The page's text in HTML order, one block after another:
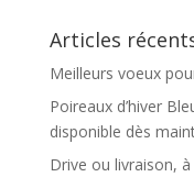
Articles
Meilleurs voeux
Poireaux d’hiver
disponible dès
Drive ou livraison,